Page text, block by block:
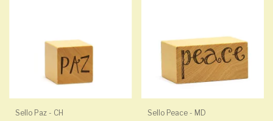
Sello Paz - CH
Sello Peace - MD